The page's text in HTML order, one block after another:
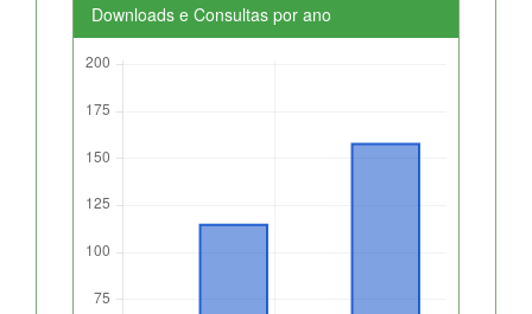
Downloads e Consultas por ano